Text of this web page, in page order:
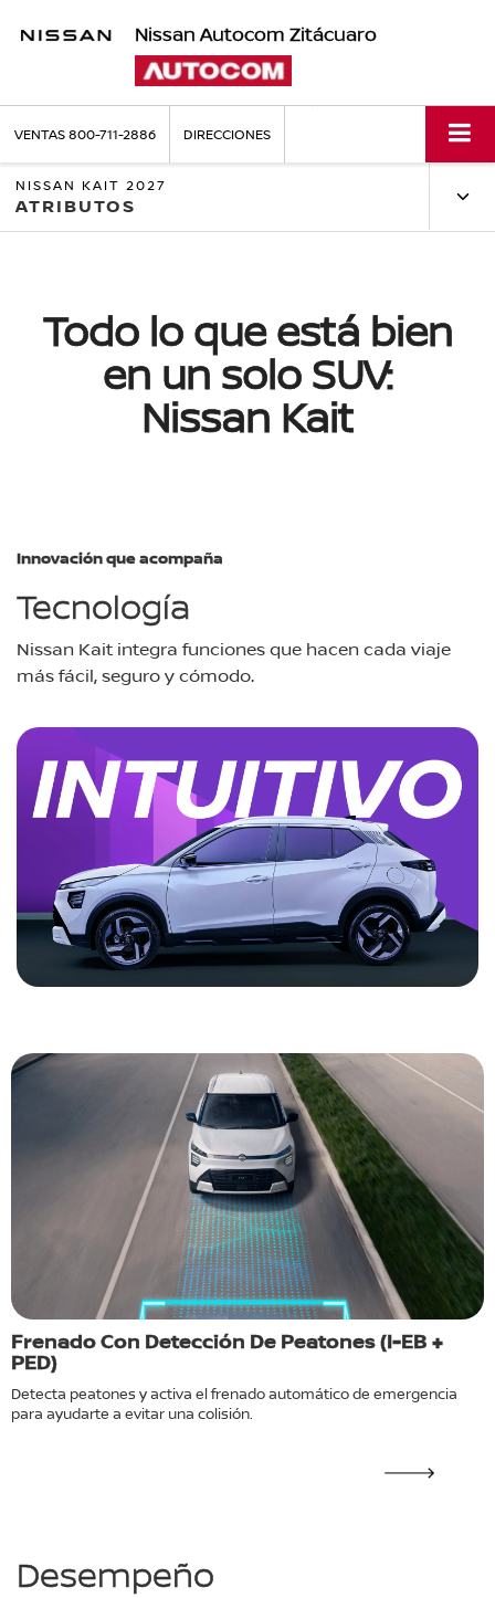
Nissan Autocom Zitácuaro
VENTAS800-711-2886 DIRECCIONES
NISSAN KAIT 2027
ATRIBUTOS
Todo lo que está bien
en un solo SUV:
Nissan Kait
Innovación que acompaña
Tecnología
Nissan Kait integra funciones que hacen cada viaje
más fácil, seguro y cómodo.
Frenado Con Detección De Peatones (I-EB +
PED)
Detecta peatones y activa el frenado automático de emergencia
para ayudarte a evitar una colisión.
Desempeño